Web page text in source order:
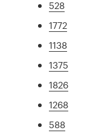
528
1772
1138
1375
1826
1268
588